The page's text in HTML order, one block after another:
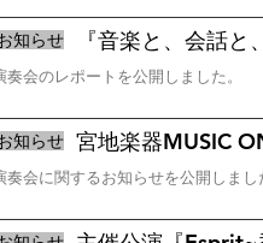
『音楽と、会話と
知らせ
奏会のレポートを公開しました。
宮地楽器MUSIC
知らせ
奏会に関するお知らせを公開しまし